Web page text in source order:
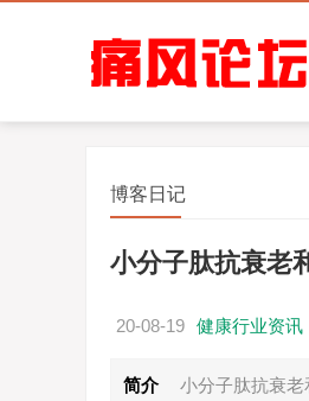
博客日记
小分子肽抗衰老
20-08-19 健康行业资讯
简介
小分子肽抗衰